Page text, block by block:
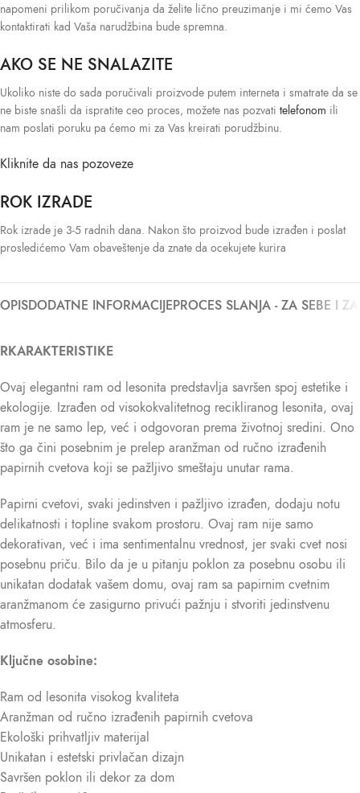
napomeni prilikom poručivanja da želite lično preuzimanje i mi ćemo Vas
kontaktirati kad Vaša narudžbina bude spremna.
AKO SE NE SNALAZITE
Ukoliko niste do sada poručivali proizvode putem interneta i smatrate da se
ne biste snašli da ispratite ceo proces, možete nas pozvati telefonom ili
nam poslati poruku pa ćemo mi za Vas kreirati porudžbinu.
Kliknite da nas pozoveze
ROK IZRADE
Rok izrade je 3-5 radnih dana. Nakon što proizvod bude izrađen i poslat
prosledićemo Vam obaveštenje da znate da ocekujete kurira
OPISDODATNE INFORMACIJEPROCES SLANJA - ZA SEBE I
RKARAKTERISTIKE
Ovaj elegantni ram od lesonita predstavlja savršen spoj estetike i
ekologije. Izrađen od visokokvalitetnog recikliranog lesonita, ovaj
ram je ne samo lep, već i odgovoran prema životnoj sredini. Ono
što ga čini posebnim je prelep aranžman od ručno izrađenih
papirnih cvetova koji se pažljivo smeštaju unutar rama.
Papirni cvetovi, svaki jedinstven i pažljivo izrađen, dodaju notu
delikatnosti i topline svakom prostoru. Ovaj ram nije samo
dekorativan, već i ima sentimentalnu vrednost, jer svaki cvet nosi
posebnu priču. Bilo da je u pitanju poklon za posebnu osobu ili
unikatan dodatak vašem domu, ovaj ram sa papirnim cvetnim
aranžmanom će zasigurno privući pažnju i stvoriti jedinstvenu
atmosferu.
Ključne osobine:
Ram od lesonita visokog kvaliteta
Aranžman od ručno izrađenih papirnih cvetova
Ekološki prihvatljiv materijal
Unikatan i estetski privlačan dizajn
Savršen poklon ili dekor za dom